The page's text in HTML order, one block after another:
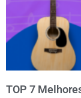
TOP 7